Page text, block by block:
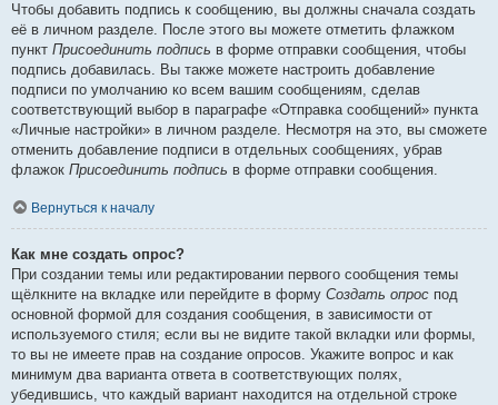
Чтобы добавить подпись к сообщению, вы должны сначала создать
её в личном разделе. После этого вы можете отметить флажком
пункт Присоединить подпись в форме отправки сообщения, чтобы
подпись добавилась. Вы также можете настроить добавление
подписи по умолчанию ко всем вашим сообщениям, сделав
соответствующий выбор в параграфе «Отправка сообщений» пункта
«Личные настройки» в личном разделе. Несмотря на это, вы сможете
отменить добавление подписи в отдельных сообщениях, убрав
флажок Присоединить подпись в форме отправки сообщения.
Вернуться к началу
Как мне создать опрос?
При создании темы или редактировании первого сообщения темы
щёлкните на вкладке или перейдите в форму Создать опрос под
основной формой для создания сообщения, в зависимости от
используемого стиля; если вы не видите такой вкладки или формы,
то вы не имеете прав на создание опросов. Укажите вопрос и как
минимум два варианта ответа в соответствующих полях,
убедившись, что каждый вариант находится на отдельной строке